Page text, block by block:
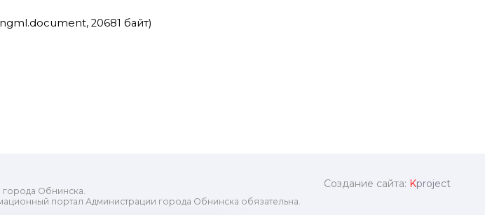
20681 байт)
Обнинска.
портал Администрации города Обнинска обязательна.
Создание сайта: Kproject